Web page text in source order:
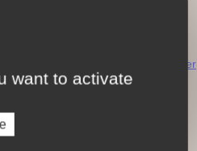
page décès de français à l'étranger
want to activate